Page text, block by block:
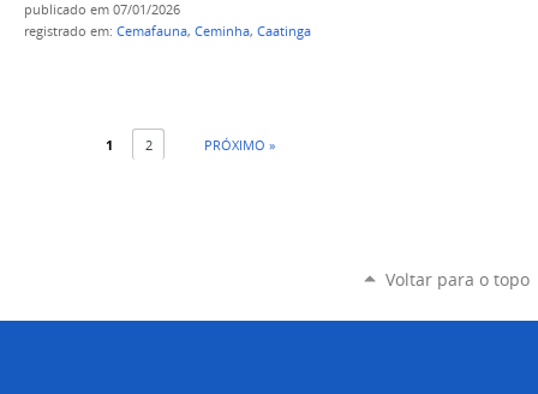
publicado em 07/01/2026
registrado em: Cemafauna, Ceminha, Caatinga
1 2 PRÓXIMO »
Voltar para o topo